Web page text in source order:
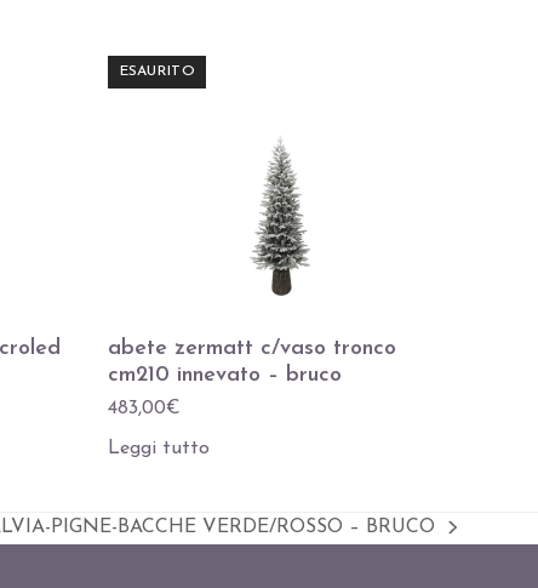
ESAURITO
abete zermatt c/vaso tronco
cm210 innevato – bruco
483,00€
Leggi tutto
PIGNE-BACCHE VERDE/ROSSO – BRUCO